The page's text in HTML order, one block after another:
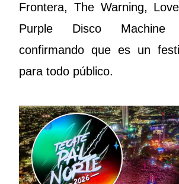
Frontera, The Warning,
Purple Disco
confirmando que es un
para todo público.